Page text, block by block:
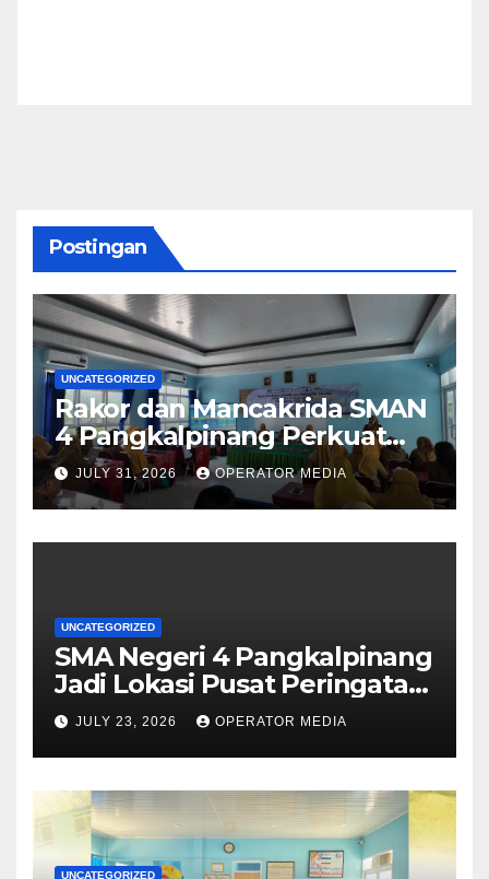
Postingan
UNCATEGORIZED
Rakor dan Mancakrida SMAN
4 Pangkalpinang Perkuat
Kolaborasi Wujudkan
Sekolah Aman, Nyaman, dan
Menyenangkan
JULY 31, 2026 OPERATOR MEDIA
UNCATEGORIZED
SMA Negeri 4 Pangkalpinang
Jadi Lokasi Pusat Peringatan
Hari Anak Nasional 2026 di
Bangka Belitung
JULY 23, 2026 OPERATOR MEDIA
UNCATEGORIZED